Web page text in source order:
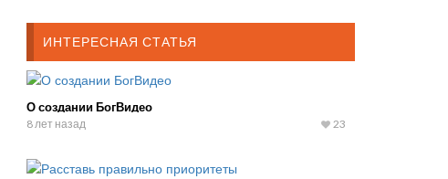
ИНТЕРЕСНАЯ СТАТЬЯ
О создании БогВидео
8 лет назад 23